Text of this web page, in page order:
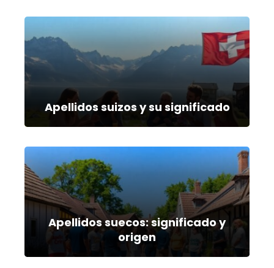
Apellidos suizos y su significado
Apellidos suecos: significado y
origen